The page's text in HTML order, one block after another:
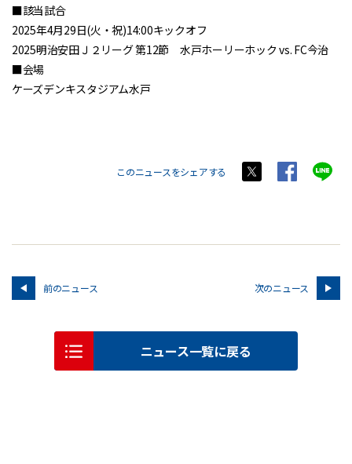
■該当試合
2025年4月29日(火・祝)14:00キックオフ
2025明治安田Ｊ２リーグ 第12節 水戸ホーリーホック vs. FC今治
■会場
ケーズデンキスタジアム水戸
このニュースをシェアする
前のニュース 次のニュース
ニュース一覧に戻る